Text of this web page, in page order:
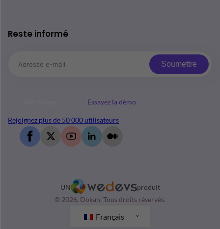
Reste informé
Soumettre
Essayez la démo
Rejoignez plus de 50 000 utilisateurs
UN
produit
© 2026, Dokan. Tous droits réservés.
Français